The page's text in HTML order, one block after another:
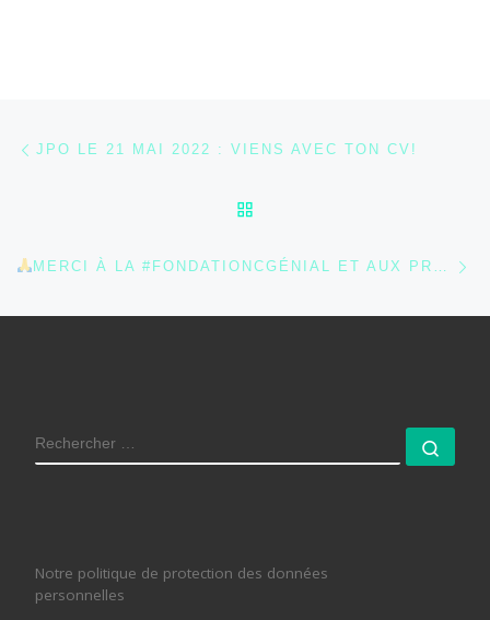
Parcourir les articles
JPO LE 21 MAI 2022 : VIENS AVEC TON CV!
MERCI À LA #FONDATIONCGÉNIAL ET AUX PROFESSEURS ALSACIENS ET VOSGIENS
RECHERCHER
Notre politique de protection des données
personnelles